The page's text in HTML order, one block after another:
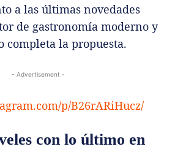
a las últimas novedades
de gastronomía moderno y
completa la propuesta.
- Advertisement -
p/B26rARiHucz/
con lo último en